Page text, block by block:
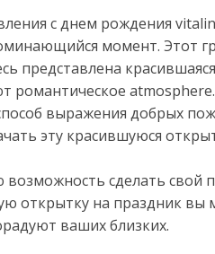
с днем рождения
момент. Этот
представлена
романтическое atmosphere.
выражения добрых
эту красившуюся
сделать свой
на праздник вы
ваших близких.